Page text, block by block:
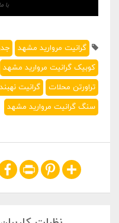
با
گرانیت مروارید مشهد
کوبیک گرانیت مروارید مشهد
تراورتن محلات
گرانیت
سنگ گرانیت مروارید مشهد
Share
Pinterest
Print